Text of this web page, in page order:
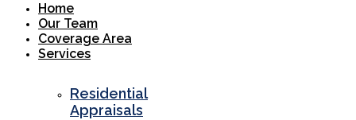
Home
Our Team
Coverage Area
Services
Residential
Appraisals